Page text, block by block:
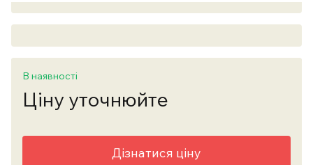
В наявності
Ціну уточнюйте
Дізнатися ціну